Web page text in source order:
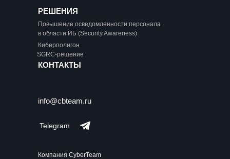
РЕШЕНИЯ
КОНТАКТЫ
Повышение осведомленности персонала
в области ИБ (Security Awareness)
Киберполигон
Компания CyberTeam
info@cbteam.ru
Telegram
SGRC-решение